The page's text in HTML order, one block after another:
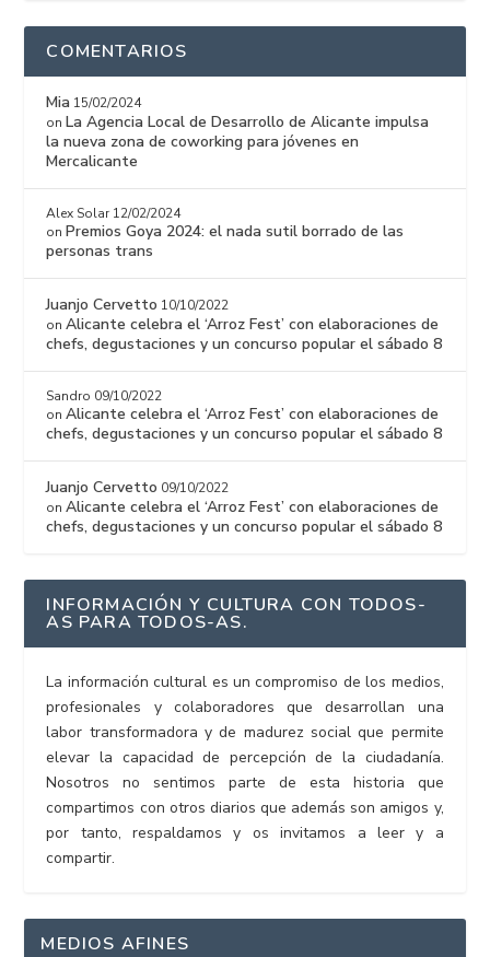
COMENTARIOS
Mia 15/02/2024
on La Agencia Local de Desarrollo de Alicante impulsa
la nueva zona de coworking para jóvenes en
Mercalicante
Alex Solar 12/02/2024
on Premios Goya 2024: el nada sutil borrado de las
personas trans
Juanjo Cervetto 10/10/2022
onAlicante celebra el ‘Arroz Fest’ con elaboraciones de
chefs, degustaciones y un concurso popular el sábado 8
Sandro 09/10/2022
onAlicante celebra el ‘Arroz Fest’ con elaboraciones de
chefs, degustaciones y un concurso popular el sábado 8
Juanjo Cervetto 09/10/2022
onAlicante celebra el ‘Arroz Fest’ con elaboraciones de
chefs, degustaciones y un concurso popular el sábado 8
INFORMACIÓN Y CULTURA CON TODOS-
AS PARA TODOS-AS.
La información cultural es un compromiso de los medios,
profesionales y colaboradores que desarrollan una
labor transformadora y de madurez social que permite
elevar la capacidad de percepción de la ciudadanía.
Nosotros no sentimos parte de esta historia que
compartimos con otros diarios que además son amigos y,
por tanto, respaldamos y os invitamos a leer y a
compartir.
MEDIOS AFINES